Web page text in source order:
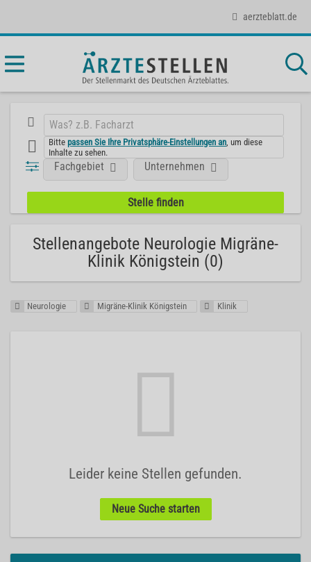
aerzteblatt.de
Bittepassen Sie Ihre Privatsphäre-Einstellungen an , um diese
Inhalte zu sehen.
Fachgebiet Unternehmen
Stellenangebote Neurologie Migräne-
Klinik Königstein (0)
Neurologie Migräne-Klinik Königstein Klinik
Leider keine Stellen gefunden.
Neue Suche starten